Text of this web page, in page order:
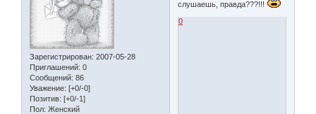
Зарегистрирован: 2007-05-28
Приглашений: 0
Сообщений: 86
Уважение: [+0/-0]
Позитив: [+0/-1]
Пол: Женский
слушаешь, правда???!!!
0